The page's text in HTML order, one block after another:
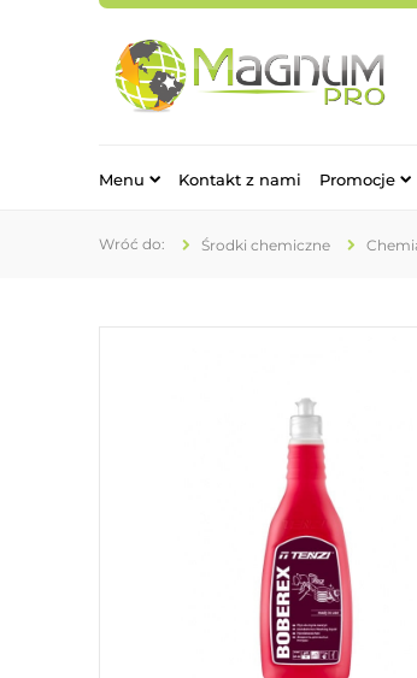
Menu Kontakt z nami Promocje
Środki chemiczne